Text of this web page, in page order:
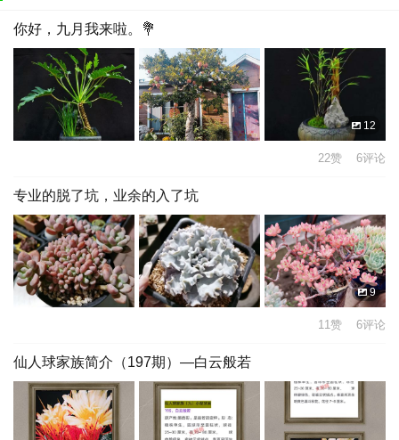
你好，九月我来啦。💐
12
22赞 6评论
专业的脱了坑，业余的入了坑
9
11赞 6评论
仙人球家族简介（197期）—白云般若